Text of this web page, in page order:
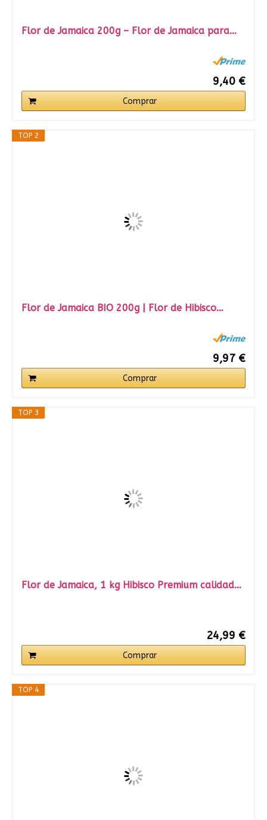
Flor de Jamaica 200g – Flor de Jamaica para…
9,40 €
Comprar
TOP 2
Flor de Jamaica BIO 200g | Flor de Hibisco…
9,97 €
Comprar
TOP 3
Flor de Jamaica, 1 kg Hibisco Premium calidad…
24,99 €
Comprar
TOP 4